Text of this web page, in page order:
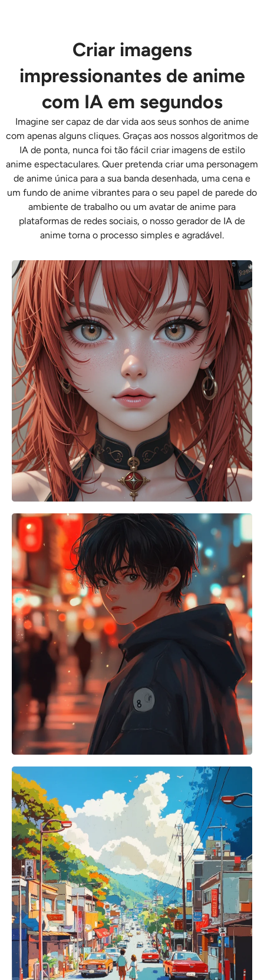
Gerador de Imagens com Estilo por IA
Ferramentas de retrato
Trocador de penteado
Trocador de roupas
Bebê AI
Filtro de IA
Gerador de tiro na cabeça Pro
Gerador de tiro na cabeça AI
Criador de fotos para passaporte
Ferramentas de vídeo
Efeitos de vídeo
Aprimorador de vídeo
Removedor de Marca-d'água de Vídeo
Criar imagens
impressionantes de anime
com IA em segundos
Imagine ser capaz de dar vida aos seus sonhos de anime
com apenas alguns cliques. Graças aos nossos algoritmos de
IA de ponta, nunca foi tão fácil criar imagens de estilo
anime espectaculares. Quer pretenda criar uma personagem
de anime única para a sua banda desenhada, uma cena e
um fundo de anime vibrantes para o seu papel de parede do
ambiente de trabalho ou um avatar de anime para
plataformas de redes sociais, o nosso gerador de IA de
anime torna o processo simples e agradável.